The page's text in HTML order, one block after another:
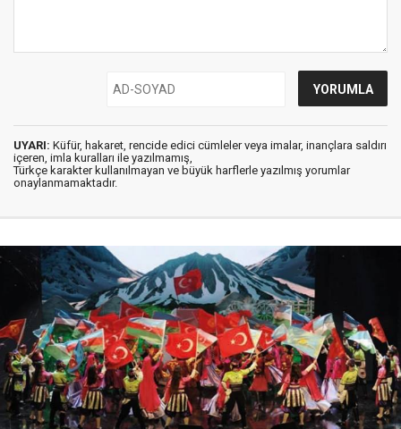
UYARI: Küfür, hakaret, rencide edici cümleler veya imalar, inançlara saldırı
içeren, imla kuralları ile yazılmamış,
Türkçe karakter kullanılmayan ve büyük harflerle yazılmış yorumlar
onaylanmamaktadır.